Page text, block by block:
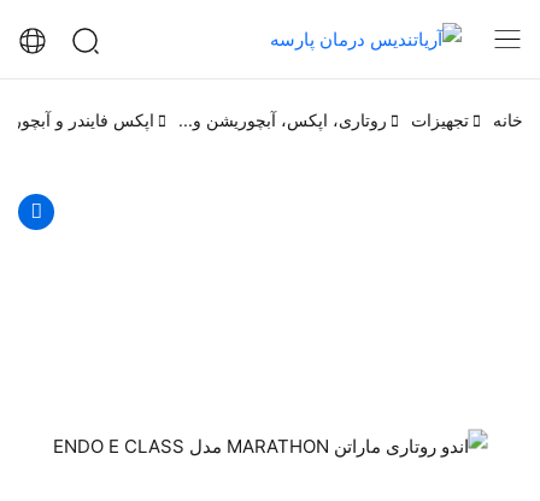
خانه تجهیزات روتاری، اپکس، آبچوریشن و... اپکس فایندر و